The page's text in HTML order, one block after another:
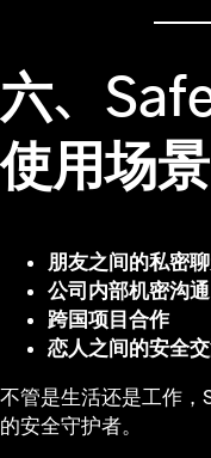
六、
使用场景
朋友之间的私密
公司内部机密沟通
跨国项目合作
恋人之间的安全
不管是生活还是工作，
的安全守护者。